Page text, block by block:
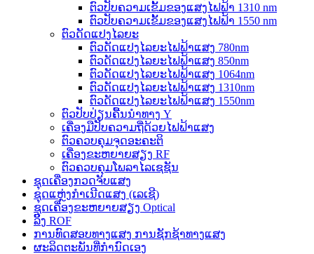
ຕົວປັບຄວາມເຂັ້ມຂອງແສງໄຟຟ້າ 1310 nm
ຕົວປັບຄວາມເຂັ້ມຂອງແສງໄຟຟ້າ 1550 nm
ຕົວດັດແປງໄລຍະ
ຕົວດັດແປງໄລຍະໄຟຟ້າແສງ 780nm
ຕົວດັດແປງໄລຍະໄຟຟ້າແສງ 850nm
ຕົວດັດແປງໄລຍະໄຟຟ້າແສງ 1064nm
ຕົວດັດແປງໄລຍະໄຟຟ້າແສງ 1310nm
ຕົວດັດແປງໄລຍະໄຟຟ້າແສງ 1550nm
ຕົວປັບປ່ຽນຄື້ນນຳທາງ Y
ເຄື່ອງມືປັບຄວາມຖີ່ດ້ວຍໄຟຟ້າແສງ
ຕົວຄວບຄຸມຈຸດອະຄະຕິ
ເຄື່ອງຂະຫຍາຍສຽງ RF
ຕົວຄວບຄຸມໂພລາໄລເຊຊັນ
ຊຸດເຄື່ອງກວດຈັບແສງ
ຊຸດແຫຼ່ງກຳເນີດແສງ (ເລເຊີ)
ຊຸດເຄື່ອງຂະຫຍາຍສຽງ Optical
ລິ້ງ ROF
ການທົດສອບທາງແສງ ການຊັກຊ້າທາງແສງ
ຜະລິດຕະພັນທີ່ກຳນົດເອງ